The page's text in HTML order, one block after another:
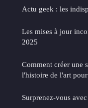
Actu geek : les
Les mises à jour
2025
Comment créer une
l'histoire de l'art
Surprenez-vous